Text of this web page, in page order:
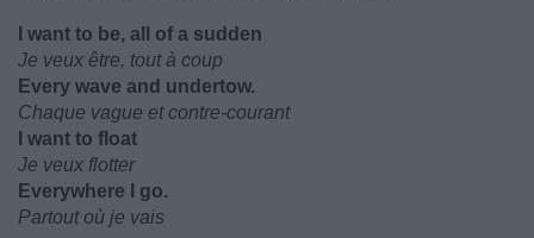
I want to be, all of a sudden
Je veux être, tout à coup
Every wave and undertow.
Chaque vague et contre-courant
I want to float
Je veux flotter
Everywhere I go.
Partout où je vais